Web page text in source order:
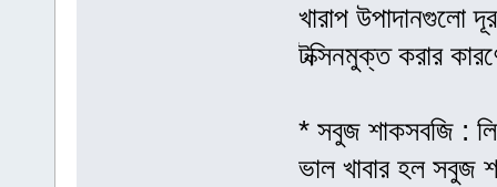
খারাপ উপাদানগুলো
টক্সিনমুক্ত করার
* সবুজ শাকসবজি :
ভাল খাবার হল সবুজ